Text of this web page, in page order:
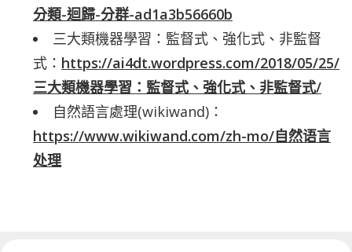
分類-迴歸-分群-ad1a3b56660b
三大類機器學習：監督式、強化式、非監督
式： https://ai4dt.wordpress.com/2018/05/25/
三大類機器學習：監督式、強化式、非監督式/
自然語言處理(wikiwand)：
https://www.wikiwand.com/zh-mo/自然语言
处理